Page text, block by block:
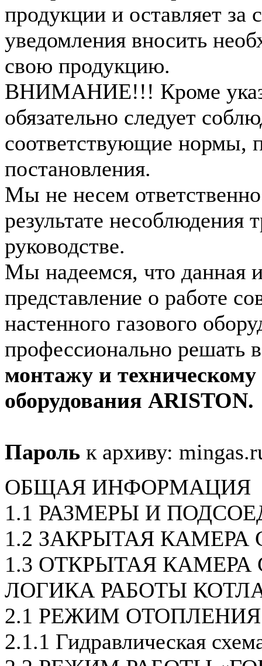
продукции и оставляет за
уведомления вносить
свою продукцию.
ВНИМАНИЕ!!! Кроме
обязательно следует
соответствующие нормы,
постановления.
Мы не несем
результате несоблюдения
руководстве.
Мы надеемся, что данная
представление о работе
настенного газового
профессионально решать
монтажу и
оборудования ARISTON.
Пароль к архиву:
ОБЩАЯ ИНФОРМАЦИЯ
1.1 РАЗМЕРЫ И
1.2 ЗАКРЫТАЯ
1.3 ОТКРЫТАЯ
ЛОГИКА РАБОТЫ
2.1 РЕЖИМ ОТОПЛЕНИЯ
2.1.1 Гидравлическая